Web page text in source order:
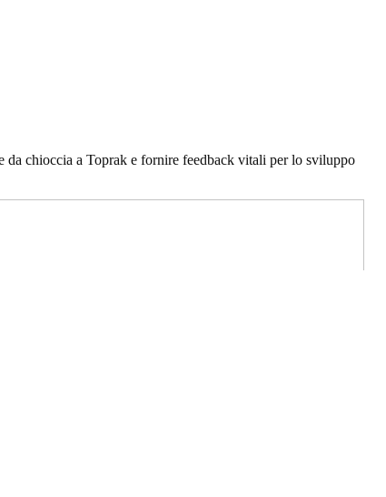
da chioccia a Toprak e fornire feedback vitali per lo sviluppo